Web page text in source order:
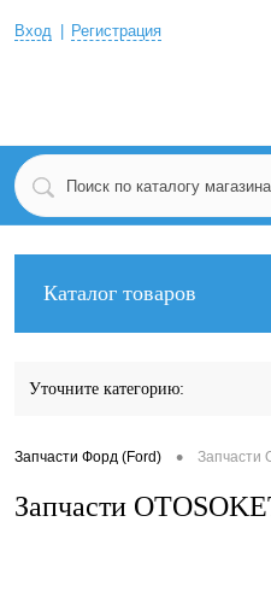
Вход Регистрация
Каталог товаров
Уточните категорию:
Запчасти Форд (Ford) • Запчасти
Запчасти